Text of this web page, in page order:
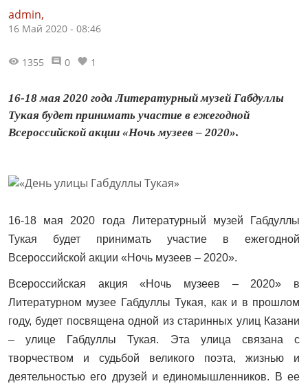
admin,
16 Май 2020 - 08:46
1355 0 1
16-18 мая 2020 года Литературный музей Габдуллы
Тукая будет принимать участие в ежегодной
Всероссийской акции «Ночь музеев – 2020».
16-18 мая 2020 года Литературный музей Габдуллы
Тукая будет принимать участие в ежегодной
Всероссийской акции «Ночь музеев – 2020».
Всероссийская акция «Ночь музеев – 2020» в
Литературном музее Габдуллы Тукая, как и в прошлом
году, будет посвящена одной из старинных улиц Казани
– улице Габдуллы Тукая. Эта улица связана с
творчеством и судьбой великого поэта, жизнью и
деятельностью его друзей и единомышленников. В ее